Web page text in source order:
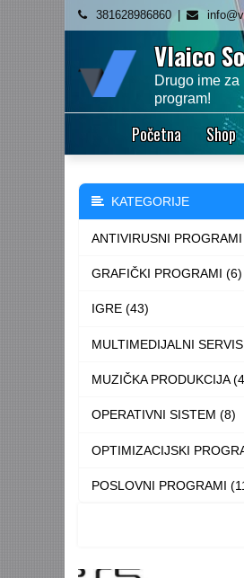
Skip
content
381628986860
Vlaico
Drugo ime
program!
Početna Shop
KATEGORIJE
ANTIVIRUSNI
GRAFIČKI PROGRAMI (6)
IGRE (43)
MULTIMEDIJALNI
MUZIČKA PRODUKCIJA
OPERATIVNI SISTEM (8)
OPTIMIZACIJSKI
POSLOVNI PROGRAMI